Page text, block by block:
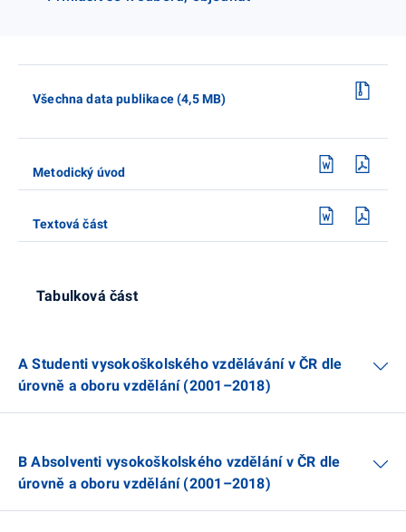
Všechna data publikace (4,5 MB)
Metodický úvod
Textová část
Tabulková část
A Studenti vysokoškolského vzdělávání v ČR dle
úrovně a oboru vzdělání (2001–2018)
B Absolventi vysokoškolského vzdělání v ČR dle
úrovně a oboru vzdělání (2001–2018)